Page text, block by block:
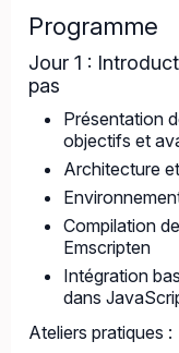
Programme
Jour 1 :
pas
Présentation
objectifs et
Architecture
Compilation
Emscripten
Intégration
dans
Ateliers pratiques :